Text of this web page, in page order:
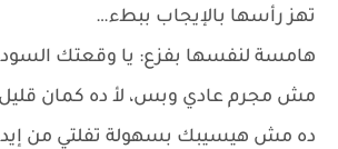
تهز رأسها بالإيجاب ببطء…
هامسة لنفسها بفزع: يا وقعتك
مش مجرم عادي وبس، لأ ده كمان قليل
ده مش هيسيبك بسهولة تفلتي من